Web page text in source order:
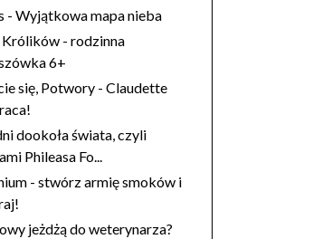
- Wyjątkowa mapa nieba
Królików - rodzinna
6+
się, Potwory - Claudette
dookoła świata, czyli
Phileasa Fo...
- stwórz armię smoków i
jeżdżą do weterynarza?